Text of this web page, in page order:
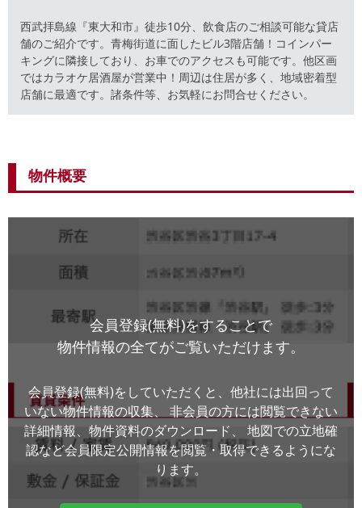
西武拝島線『東大和市』徒歩10分、飲食店のご相談可能な貸店
舗のご紹介です。青梅街道に面したビル3階店舗！コインパー
キングに隣接しており、お車でのアクセスも可能です。他区画
ではカラオケ居酒屋が営業中！周辺は住居が多く、地域密着型
店舗に最適です。諸条件等、お気軽にお問合せください。
物件概要
会員登録(無料)をすることで
物件情報の全てがご覧いただけます。
会員登録(無料)をしていただくと、他社には出回って
いない物件情報の収集、
非会員の方には閲覧できない
詳細情報、物件資料のダウンロード、
地図での立地確
認など会員限定公開情報を閲覧・取得できるようにな
ります。